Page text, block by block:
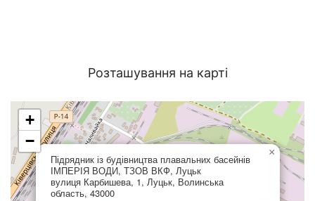
Розташування на карті
Підрядник із будівництва плавальних басейнів
ІМПЕРІЯ ВОДИ, ТЗОВ ВКФ, Луцьк
вулиця Карбишева, 1, Луцьк, Волинська
область, 43000
×
+
−